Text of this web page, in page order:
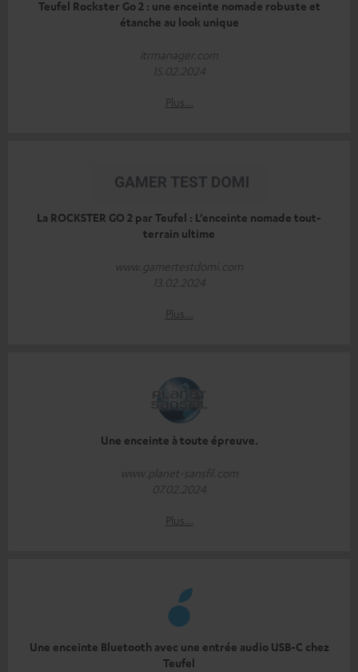
Teufel Rockster Go 2 : une enceinte nomade robuste et
étanche au look unique
itrmanager.com
15.02.2024
Plus…
La ROCKSTER GO 2 par Teufel : L’enceinte nomade tout-
terrain ultime
www.gamertestdomi.com
13.02.2024
Plus…
Une enceinte à toute épreuve.
www.planet-sansfil.com
07.02.2024
Plus…
Une enceinte Bluetooth avec une entrée audio USB-C chez
Teufel